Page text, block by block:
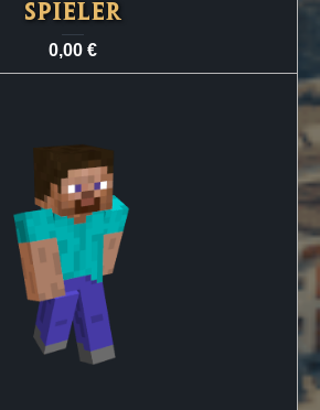
SPIELER
0,00 €